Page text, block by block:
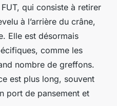
qui consiste à retirer
à l’arrière du crâne,
Elle est désormais
comme les
nombre de greffons.
est plus long, souvent
port de pansement et